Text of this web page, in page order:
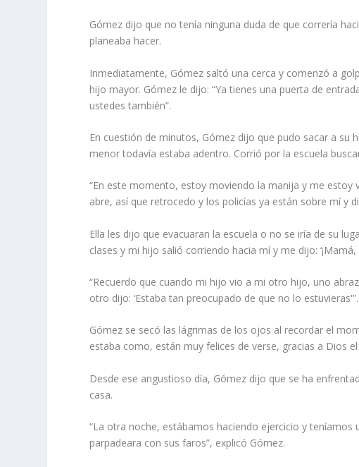
Gómez dijo que no tenía ninguna duda de que correría
planeaba hacer.
Inmediatamente, Gómez saltó una cerca y comenzó a
hijo mayor. Gómez le dijo: “Ya tienes una puerta de
ustedes también”.
En cuestión de minutos, Gómez dijo que pudo sacar a
menor todavía estaba adentro. Corrió por la escuela
“En este momento, estoy moviendo la manija y me
abre, así que retrocedo y los policías ya están sobre mí y
Ella les dijo que evacuaran la escuela o no se iría de su
clases y mi hijo salió corriendo hacia mí y me dijo: ‘¡Mamá,
“Recuerdo que cuando mi hijo vio a mi otro hijo, uno
otro dijo: ‘Estaba tan preocupado de que no lo estuvieras'”.
Gómez se secó las lágrimas de los ojos al recordar el
estaba como, están muy felices de verse, gracias a Dios
Desde ese angustioso día, Gómez dijo que se ha
casa.
“La otra noche, estábamos haciendo ejercicio y
parpadeara con sus faros”, explicó Gómez.